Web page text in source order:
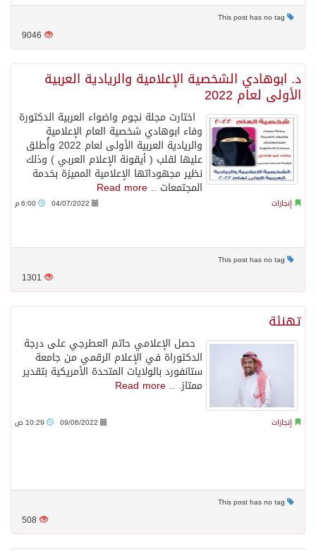
9046
د. ابوهادي الشخصية الإعلامية والريادية العربية
الأولى لعام 2022
اختارت مجلة نجوم واضواء العربية الدكتورة
وفاء ابوهادي شخصية العام الإعلامية
والريادية العربية الأولى لعام 2022 وأُطلق
عليها لقلب ( أيقونة الإعلام العربي ) وذلك
نظير مجهوداتها الإعلامية المميزة بخدمة
المجتمعات .. Read more
إنجازات 04/07/2022
1301
تهنئة
حصل الإعلامي حاتم العطرجي على درجة
الدكتوراة في الإعلام الرقمي من جامعة
ستانفورد بالولايات المتحدة الأمريكية بتقدير
ممتاز. .. Read more
إنجازات 09/06/2022
508